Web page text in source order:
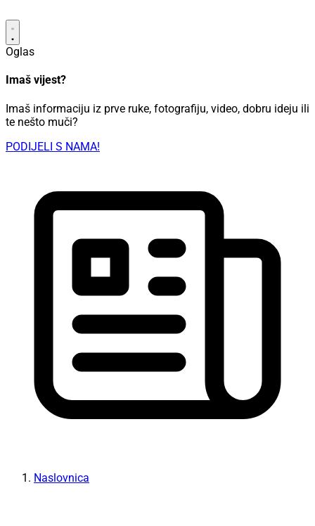
Oglas
Imaš vijest?
Imaš informaciju iz prve ruke, fotografiju, video, dobru ideju ili
te nešto muči?
PODIJELI S NAMA!
Naslovnica